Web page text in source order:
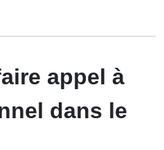
appel à
dans le